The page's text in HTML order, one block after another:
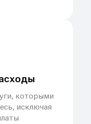
которыми
исключая